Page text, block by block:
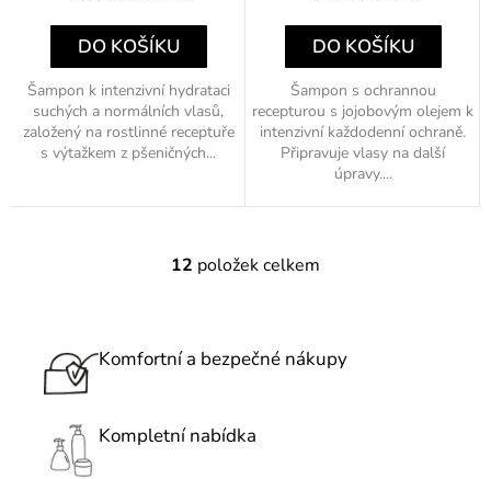
DO KOŠÍKU
Šampon k intenzivní hydrataci
suchých a normálních vlasů,
založený na rostlinné receptuře
s výtažkem z pšeničných...
DO KOŠÍKU
Šampon s ochrannou
recepturou s jojobovým olejem k
intenzivní každodenní ochraně.
Připravuje vlasy na další
úpravy....
O
á
c
12 položek celkem
Komfortní a bezpečné nákupy
Kompletní nabídka